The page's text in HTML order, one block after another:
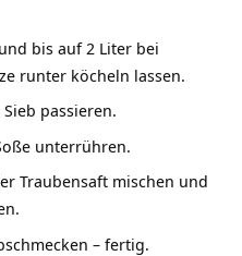
bis auf 2 Liter bei
runter köcheln lassen.
passieren.
unterrühren.
Traubensaft mischen und
– fertig.